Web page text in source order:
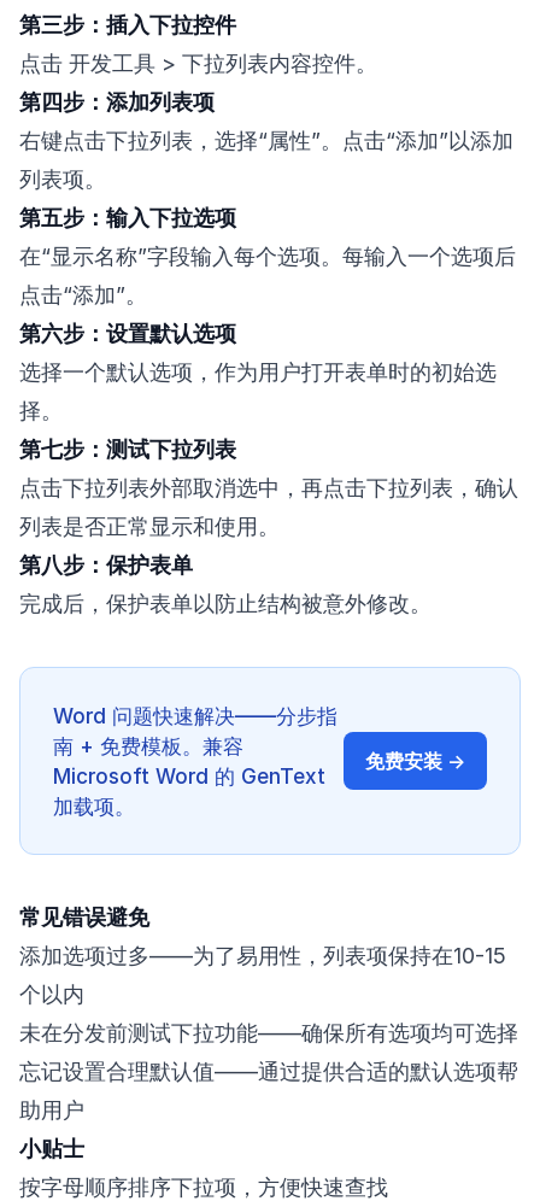
第三步：插入下拉控件
点击 开发工具 > 下拉列表内容控件。
第四步：添加列表项
右键点击下拉列表，选择“属性”。点击“添加”以添加
列表项。
第五步：输入下拉选项
在“显示名称”字段输入每个选项。每输入一个选项后
点击“添加”。
第六步：设置默认选项
选择一个默认选项，作为用户打开表单时的初始选
择。
第七步：测试下拉列表
点击下拉列表外部取消选中，再点击下拉列表，确认
列表是否正常显示和使用。
第八步：保护表单
完成后，保护表单以防止结构被意外修改。
Word 问题快速解决——分步指
南 + 免费模板。兼容
Microsoft Word 的 GenText
加载项。
免费安装 →
常见错误避免
添加选项过多——为了易用性，列表项保持在10-15
个以内
未在分发前测试下拉功能——确保所有选项均可选择
忘记设置合理默认值——通过提供合适的默认选项帮
助用户
小贴士
按字母顺序排序下拉项，方便快速查找